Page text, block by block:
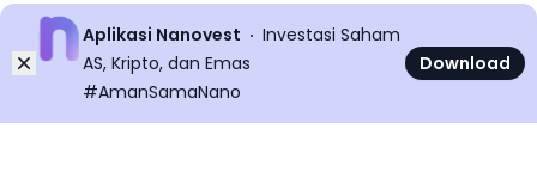
Dismiss
Aplikasi Nanovest
Investasi Saham
AS, Kripto, dan Emas
#AmanSamaNano
Download